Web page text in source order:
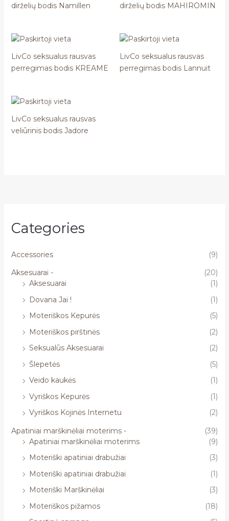
Categories
Accessories
(9)
Aksesuarai -
(20)
Aksesuarai
(1)
Dovana Jai !
(1)
Moteriškos Kepurės
(5)
Moteriškos pirštinės
(2)
Seksualūs Aksesuarai
(2)
Šlepetės
(5)
Veido kaukės
(1)
Vyriškos Kepurės
(1)
Vyriškos Kojinės Internetu
(2)
Apatiniai marškinėliai moterims -
(39)
Apatiniai marškinėliai moterims
(9)
Moteriški apatiniai drabužiai
(3)
Moteriški apatiniai drabužiai
(1)
Moteriški Marškinėliai
(3)
Moteriškos pižamos
(18)
dirželių bodis Namillen
dirželių bodis MAHIROMIN
LivCo seksualus rausvas
perregimas bodis KREAME
LivCo seksualus rausvas
perregimas bodis Lannuit
LivCo seksualus rausvas
veliūrinis bodis Jadore